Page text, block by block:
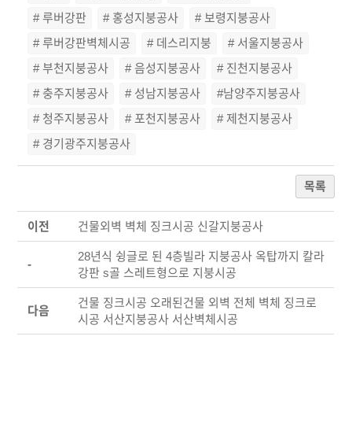
# 루버강판
# 홍성지붕공사
# 보령지붕공사
# 루버강판벽체시공
# 데스리지붕
# 서울지붕공사
# 부천지붕공사
# 음성지붕공사
# 진천지붕공사
# 충주지붕공사
# 성남지붕공사
#남양주지붕공사
# 청주지붕공사
# 포천지붕공사
# 제천지붕공사
# 경기광주지붕공사
목록
이전 건물외벽 벽체 징크시공 신갈지붕공사
-
28년식 슁글로 된 4층빌라 지붕공사 옥탑까지 칼라
강판 s골 스레트형으로 지붕시공
다음
건물 징크시공 오래된건물 외벽 전체 벽체 징크로
시공 서산지붕공사 서산벽체시공